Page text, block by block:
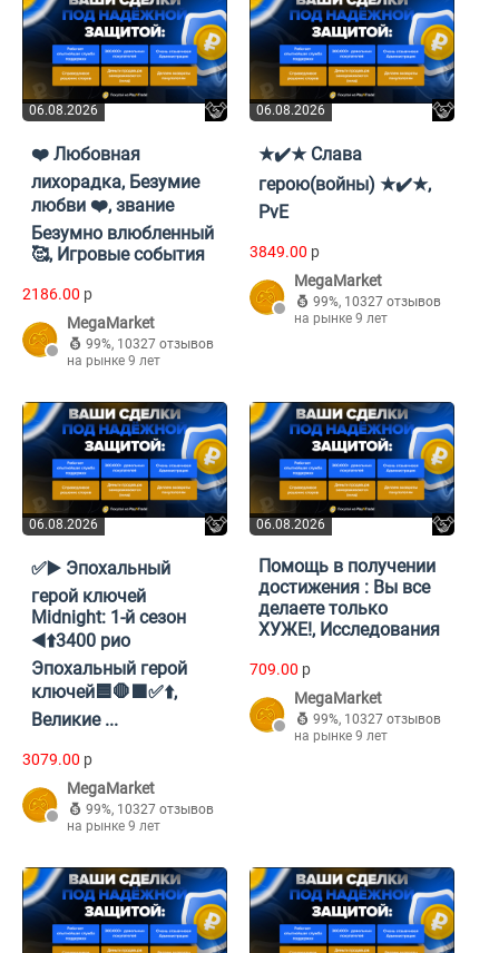
06.08.2026
❤️ Любовная
лихорадка, Безумие
любви ❤️, звание
Безумно влюбленный
🥰, Игровые события
2186.00 p
MegaMarket
99%, 10327 отзывов
на рынке 9 лет
06.08.2026
★✔️★ Слава
герою(войны) ★✔️★,
PvE
3849.00 p
MegaMarket
99%, 10327 отзывов
на рынке 9 лет
06.08.2026
✅▶️ Эпохальный
герой ключей
Midnight: 1-й сезон
◀️⬆️3400 рио
Эпохальный герой
ключей🟦🛑🟩✅⬆️,
Великие ...
3079.00 p
MegaMarket
99%, 10327 отзывов
на рынке 9 лет
06.08.2026
Помощь в получении
достижения : Вы все
делаете только
ХУЖЕ!, Исследования
709.00 p
MegaMarket
99%, 10327 отзывов
на рынке 9 лет